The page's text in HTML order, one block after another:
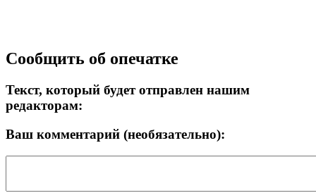
Прокрутка
вверх
Сообщить об опечатке
Текст, который будет отправлен нашим
редакторам:
Ваш комментарий (необязательно):